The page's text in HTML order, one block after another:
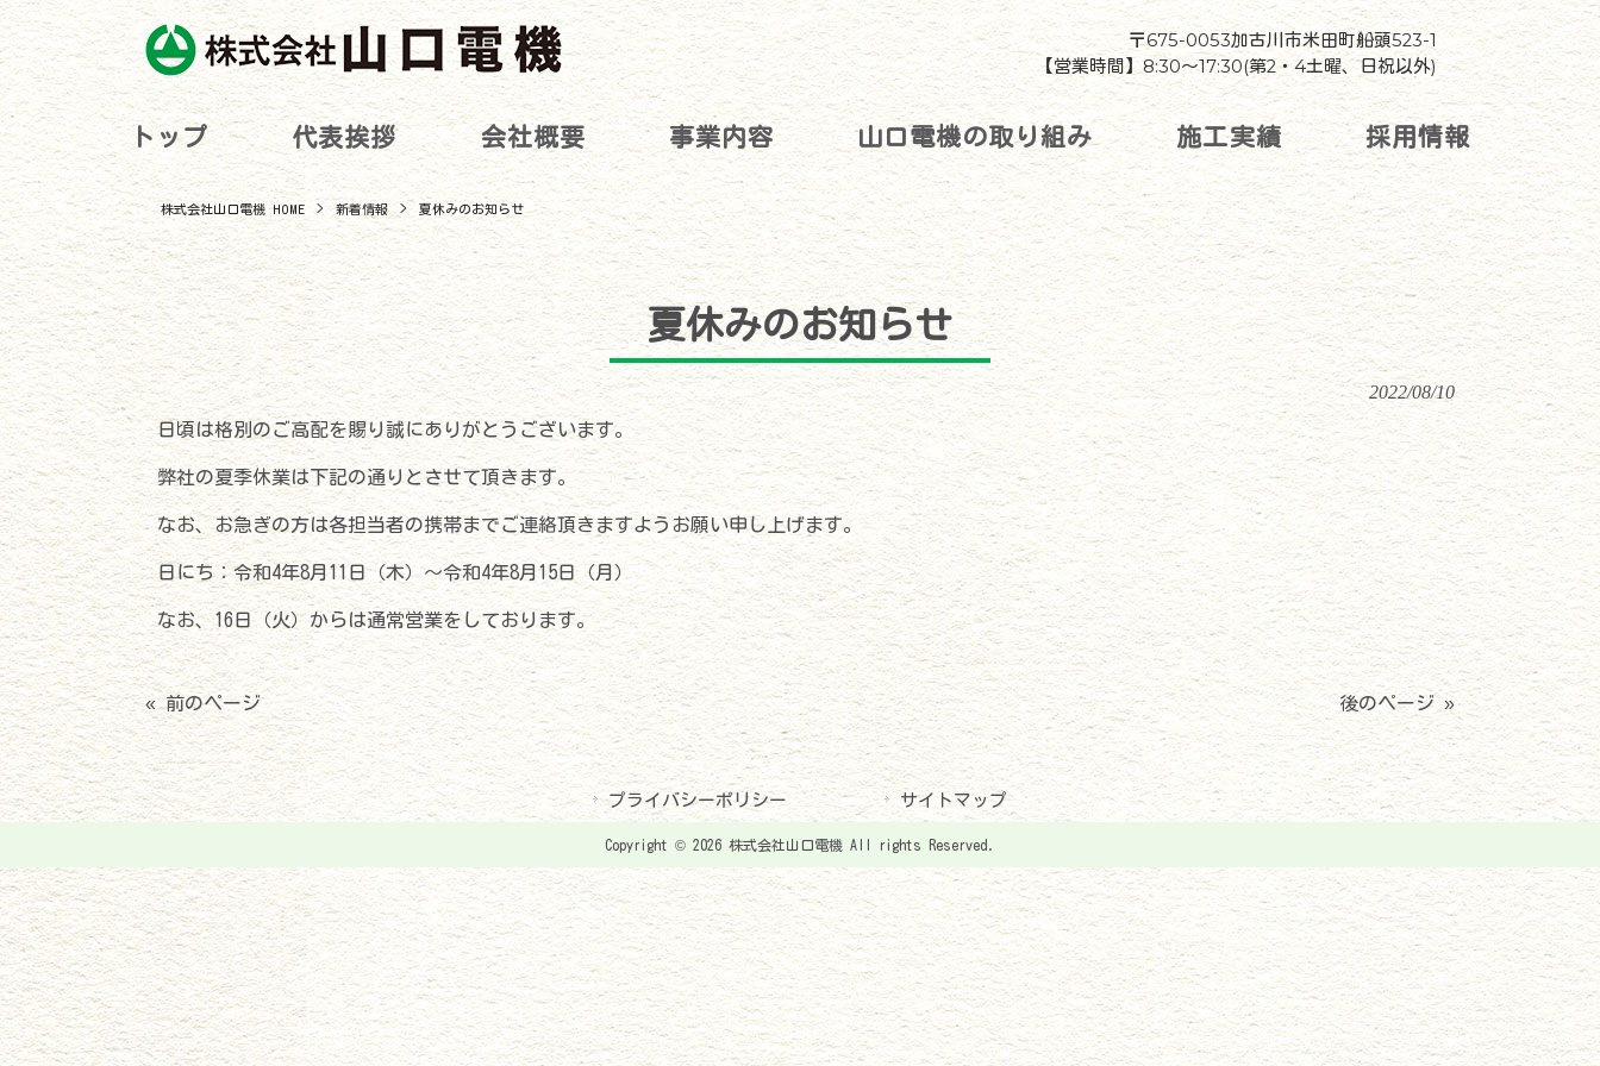
〒675-0053加古川市米田町船頭523-1
【営業時間】8:30～17:30(第2・4土曜、日祝以外)
トップ 代表挨拶 会社概要 事業内容 山口電機の取り組み 施工実績 採用情報
株式会社山口電機 HOME > 新着情報 > 夏休みのお知らせ
夏休みのお知らせ
2022/08/10
日頃は格別のご高配を賜り誠にありがとうございます。
弊社の夏季休業は下記の通りとさせて頂きます。
なお、お急ぎの方は各担当者の携帯までご連絡頂きますようお願い申し上げます。
日にち：令和4年8月11日（木）～令和4年8月15日（月）
なお、16日（火）からは通常営業をしております。
« 前のページ 後のページ »
プライバシーポリシー サイトマップ
Copyright © 2026 株式会社山口電機 All rights Reserved.